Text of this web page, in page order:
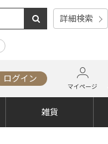
詳細検索
ログイン
マイページ
雑貨